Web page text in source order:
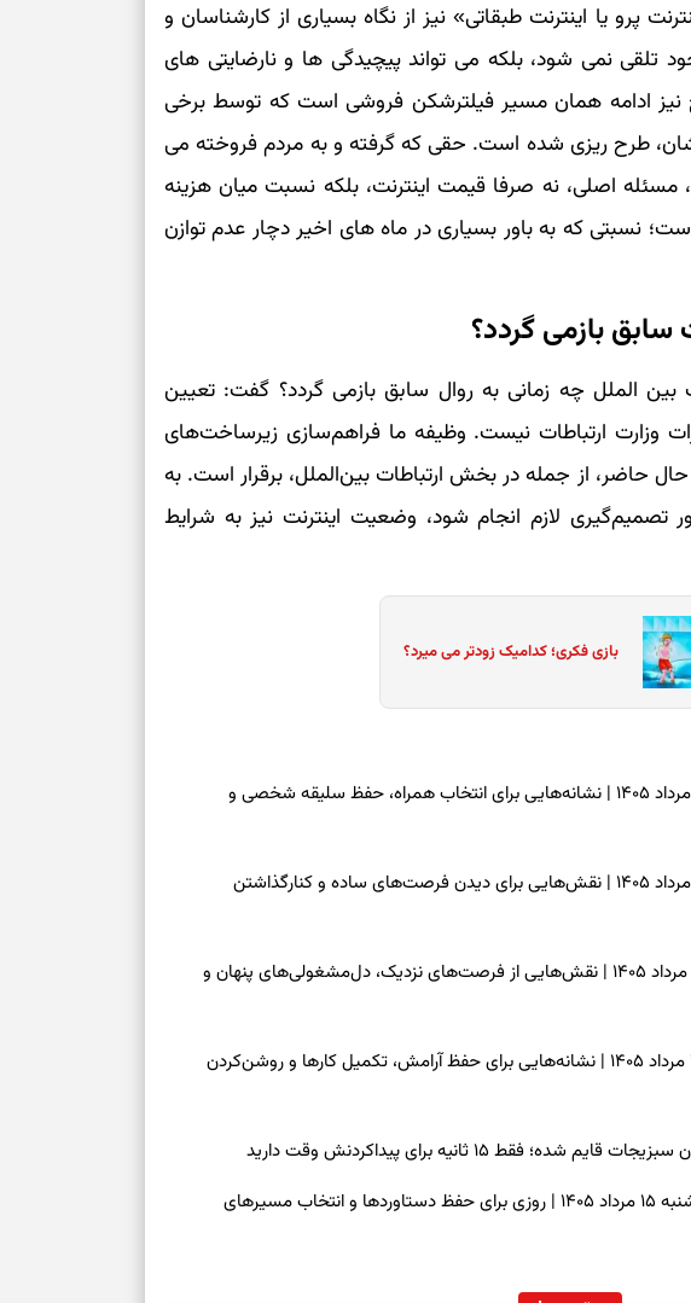
پرو یا اینترنت طبقاتی» نیز از نگاه بسیاری از کارشناسان و
تلقی نمی شود، بلکه می تواند پیچیدگی ها و نارضایتی های
نیز ادامه همان مسیر فیلترشکن فروشی است که توسط برخی
طرح ریزی شده است. حقی که گرفته و به مردم فروخته می
اصلی، نه صرفا قیمت اینترنت، بلکه نسبت میان هزینه
نسبتی که به باور بسیاری در ماه های اخیر دچار عدم توازن
سابق بازمی گردد؟
بین الملل چه زمانی به روال سابق بازمی گردد؟ گفت: تعیین
وزارت ارتباطات نیست. وظیفه ما فراهم‌سازی زیرساخت‌های
حاضر، از جمله در بخش ارتباطات بین‌الملل، برقرار است. به
لازم انجام شود، وضعیت اینترنت نیز به شرایط
بازی فکری؛ کدامیک زودتر می میرد؟
فال اسم امروز جمعه ۱۶ مرداد ۱۴۰۵ | نشانه‌هایی برای انتخاب همراه، حفظ سلیقه شخصی و
فال چای امروز جمعه ۱۶ مرداد ۱۴۰۵ | نقش‌هایی برای دیدن فرصت‌های ساده و کنارگذاشتن
فال قهوه امروز جمعه ۱۶ مرداد ۱۴۰۵ | نقش‌هایی از فرصت‌های نزدیک، دل‌مشغولی‌های پنهان و
فال شمع امروز جمعه ۱۶ مرداد ۱۴۰۵ | نشانه‌هایی برای حفظ آرامش، تکمیل کارها و روشن‌کردن
فقط ۱۵ ثانیه برای پیداکردنش وقت دارید
فال سرنوشت امروز پنجشنبه ۱۵ مرداد ۱۴۰۵ | روزی برای حفظ دستاوردها و انتخاب مسیرهای